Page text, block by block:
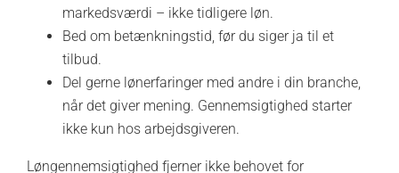
markedsværdi – ikke tidligere løn.
Bed om betænkningstid, før du siger ja til et
tilbud.
Del gerne lønerfaringer med andre i din branche,
når det giver mening. Gennemsigtighed starter
ikke kun hos arbejdsgiveren.
Løngennemsigtighed fjerner ikke behovet for